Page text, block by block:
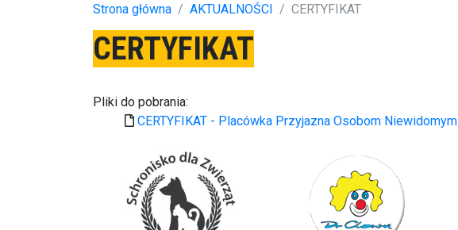
Strona główna AKTUALNOŚCI CERTYFIKAT
CERTYFIKAT
Pliki do pobrania:
CERTYFIKAT - Placówka Przyjazna Osobom Niewidomym